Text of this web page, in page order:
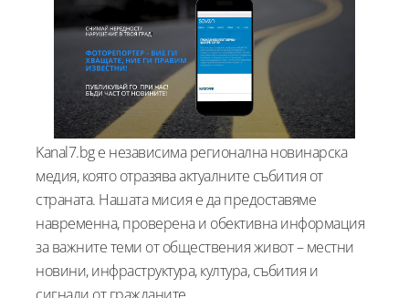
Kanal7.bg е независима регионална новинарска
медия, която отразява актуалните събития от
страната. Нашата мисия е да предоставяме
навременна, проверена и обективна информация
за важните теми от обществения живот – местни
новини, инфраструктура, култура, събития и